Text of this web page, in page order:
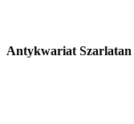
Antykwariat Szarlatan